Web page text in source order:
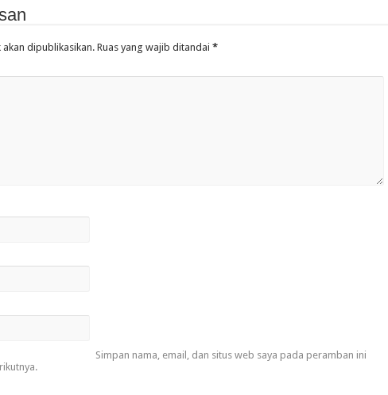
dipublikasikan. Ruas yang wajib ditandai *
Simpan nama, email, dan situs web saya pada peramban ini